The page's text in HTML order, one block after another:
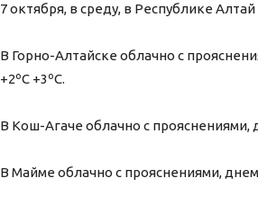
7 октября, в среду, в Республике Алтай
В Горно-Алтайске облачно с
+2ºС +3ºС.
В Кош-Агаче облачно с прояснениями,
В Майме облачно с прояснениями,